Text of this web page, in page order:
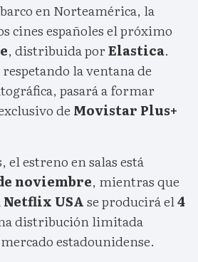
en Norteamérica, la
cines españoles el próximo
, distribuida porElastica.
la ventana de
pasará a formar
de Movistar Plus+
el estreno en salas está
noviembre, mientras que
Netflix USAse producirá el4
distribución limitada
estadounidense.